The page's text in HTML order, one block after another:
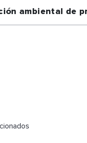
ambiental de